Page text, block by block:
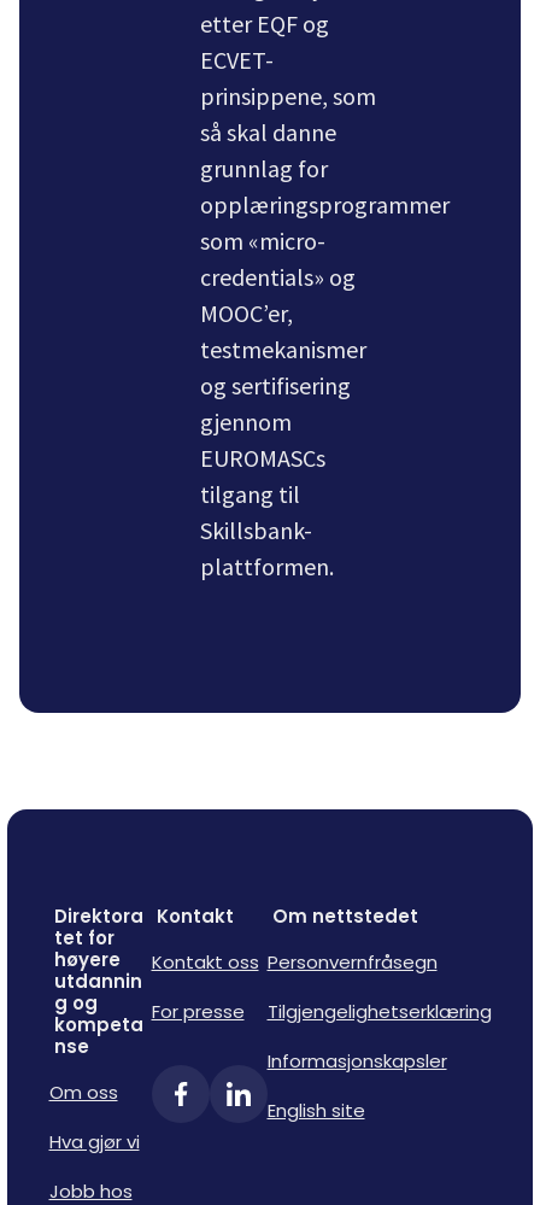
etter EQF og
ECVET-
prinsippene, som
så skal danne
grunnlag for
opplæringsprogrammer
som «micro-
credentials» og
MOOC’er,
testmekanismer
og sertifisering
gjennom
EUROMASCs
tilgang til
Skillsbank-
plattformen.
Direktora
tet for
høyere
utdannin
g og
kompeta
nse
Om oss
Hva gjør vi
Jobb hos
Kontakt
Kontakt oss
For presse
Om nettstedet
Personvernfråsegn
Tilgjengelighetserklæring
Informasjonskapsler
English site